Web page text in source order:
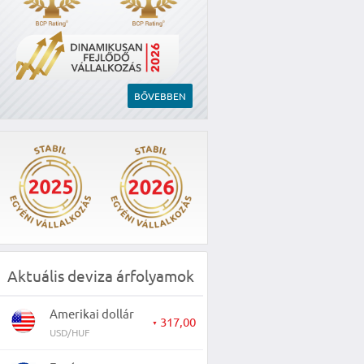
BŐVEBBEN
Aktuális deviza árfolyamok
Amerikai dollár
USD/HUF
▼ 317,00